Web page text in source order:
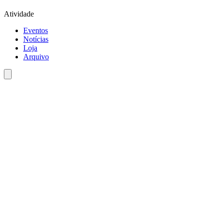
Atividade
Eventos
Notícias
Loja
Arquivo